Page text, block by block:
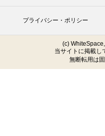
プライバシー・ポリシー
(c)
当サイトに掲載し
無断転用は